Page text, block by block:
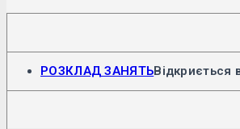
РОЗКЛАД ЗАНЯТЬВідкриється